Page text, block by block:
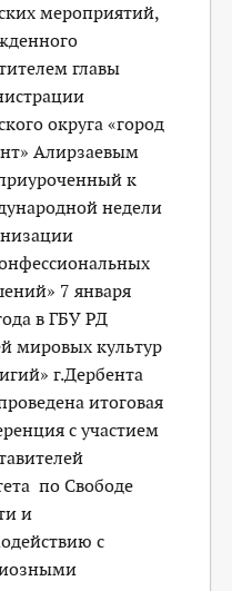
мероприятий,
главы
округа «город
Алирзаевым
к
недели
7 января
в ГБУ РД
мировых культур
г.Дербента
итоговая
с участием
по Свободе
и
с